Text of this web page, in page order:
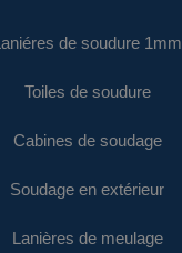
Laniéres de soudure 1mm
Toiles de soudure
Cabines de soudage
Soudage en extérieur
Lanières de meulage